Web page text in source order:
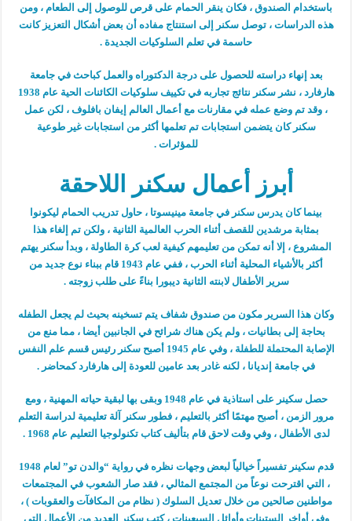
باستخدام الصندوق ، فكان ينقر الحمام على قرص للوصول إلى الطعام ، ومن
هذه الدراسات ، توصل سكنر إلى استنتاج مفاده أن بعض أشكال التعزيز كانت
حاسمة في تعلم السلوكيات الجديدة .
بعد إنهاء دراسته للحصول على درجة الدكتوراه والعمل كباحث في جامعة
هارفارد ، نشر سكنر نتائج تجاربه في تكييف سلوكيات الكائنات الحية عام 1938
، وقد تم وضع عمله في مقارنات مع أعمال العالم إيفان بافلوف ، لكن عمل
سكنر كان يتضمن استجابات تم تعلمها أكثر من استجابات غير طوعية
للمؤثرات .
أبرز أعمال سكنر اللاحقة
بينما كان يدرس سكنر في جامعة مينيسوتا ، حاول تدريب الحمام ليكونوا
بمثابة مرشدين للقصف أثناء الحرب العالمية الثانية ، ولكن تم إلغاء هذا
المشروع ، إلا أنه تمكن من تعليمهم كيفية لعب كرة الطاولة ، وبدأ سكنر يهتم
أكثر بالأشياء المحلية أثناء الحرب ، ففي عام 1943 قام ببناء نوع جديد من
سرير الأطفال لابنته الثانية ديبورا بناءً على طلب زوجته .
وكان هذا السرير مكون من صندوق شفاف يتم تسخينه بحيث لم يجعل الطفله
بحاجة إلى بطانيات ، ولم يكن هناك شرائح في الجانبين أيضا ، مما منع من
الإصابة المحتملة للطفلة ، وفي عام 1945 أصبح سكنر رئيس قسم علم النفس
في جامعة إنديانا ، لكنه غادر بعد عامين للعودة إلى هارفارد كمحاضر .
حصل سكينر على استاذية في عام 1948 وبقى بها لبقية حياته المهنية ، ومع
مرور الزمن ، أصبح مهتمًا أكثر بالتعليم ، فطور سكنر آلة تعليمية لدراسة التعلم
لدى الأطفال ، وفي وقت لاحق قام بتأليف كتاب تكنولوجيا التعليم عام 1968 .
قدم سكينر تفسيراً خيالياً لبعض وجهات نظره في رواية “والدن تو” لعام 1948
، التي اقترحت نوعاً من المجتمع المثالي ، فقد صار الشعوب في المجتمعات
مواطنين صالحين من خلال تعديل السلوك ( نظام من المكافآت والعقوبات ) ،
وفي أواخر الستينات وأوائل السبعينات ، كتب سكنر العديد من الأعمال التي